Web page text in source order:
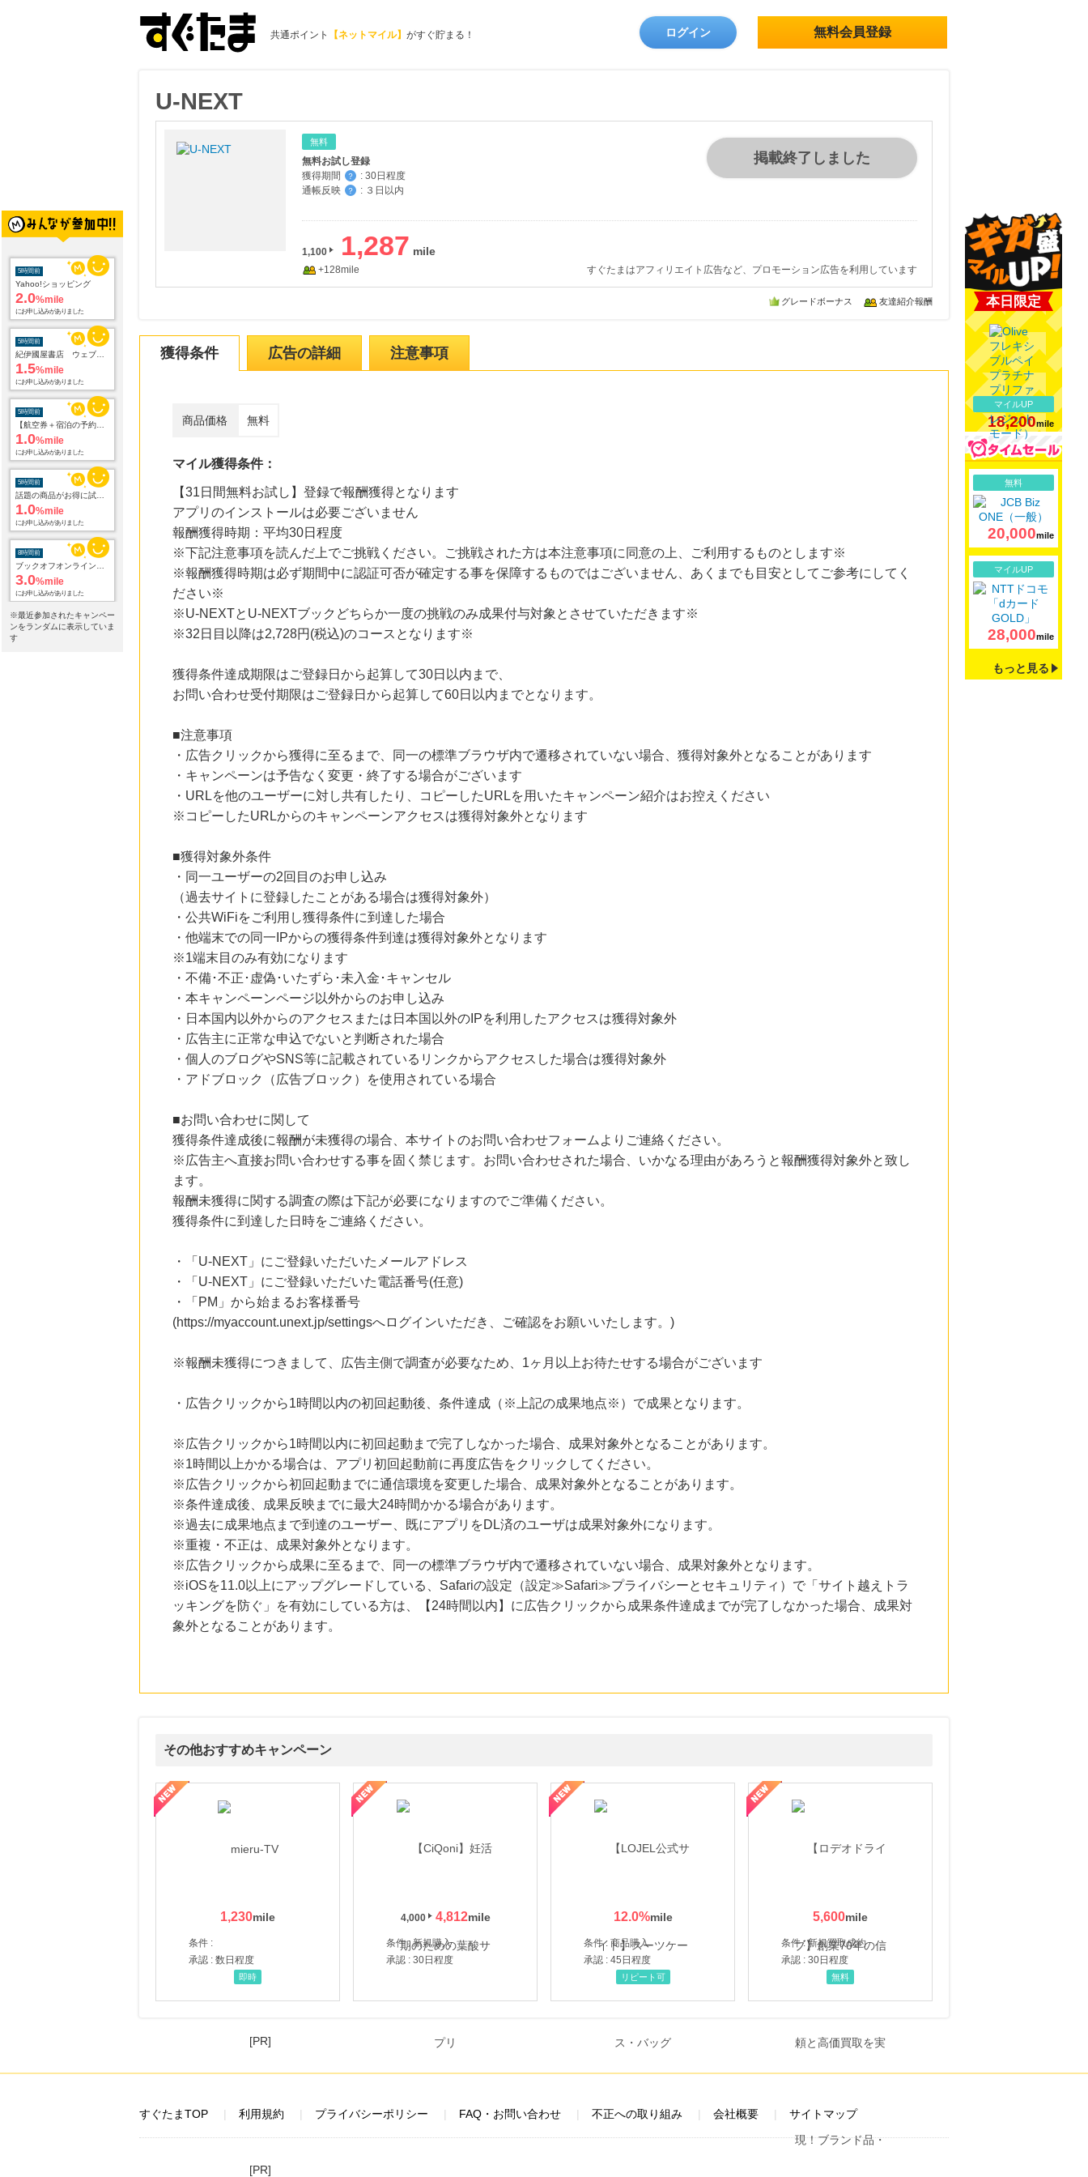
共通ポイント 【ネットマイル】 がすぐ貯まる！ ログイン 無料会員登録
Yahoo!ショッピング
2.0%mile
にお申し込みがありました
5時間前
紀伊國屋書店 ウェブストア
1.5%mile
にお申し込みがありました
5時間前
【航空券＋宿泊の予約はこちら】じゃらんパック
1.0%mile
にお申し込みがありました
5時間前
話題の商品がお得に試せる【サンプル百貨店】ちょっプル申込
1.0%mile
にお申し込みがありました
8時間前
ブックオフオンライン販売
3.0%mile
にお申し込みがありました
9時間前
Ｏｉｓｉｘ（おいしっくす）
1.0%mile
※最近参加されたキャンペー
ンをランダムに表示していま
す
U-NEXT
無料
無料お試し登録
獲得期間
？ : 30日程度
通帳反映
？ : ３日以内
掲載終了しました
1,100 1,287
+128mile すぐたまはアフィリエイト広告など、プロモーション広告を利用しています
グレードボーナス 友達紹介報酬
獲得条件 広告の詳細 注意事項
商品価格 無料
マイル獲得条件：
【31日間無料お試し】登録で報酬獲得となります
アプリのインストールは必要ございません
報酬獲得時期：平均30日程度
※下記注意事項を読んだ上でご挑戦ください。ご挑戦された方は本注意事項に同意の上、ご利用するものとします※
※報酬獲得時期は必ず期間中に認証可否が確定する事を保障するものではございません、あくまでも目安としてご参考にしてく
ださい※
※U-NEXTとU-NEXTブックどちらか一度の挑戦のみ成果付与対象とさせていただきます※
※32日目以降は2,728円(税込)のコースとなります※
獲得条件達成期限はご登録日から起算して30日以内まで、
お問い合わせ受付期限はご登録日から起算して60日以内までとなります。
■注意事項
・広告クリックから獲得に至るまで、同一の標準ブラウザ内で遷移されていない場合、獲得対象外となることがあります
・キャンペーンは予告なく変更・終了する場合がございます
・URLを他のユーザーに対し共有したり、コピーしたURLを用いたキャンペーン紹介はお控えください
※コピーしたURLからのキャンペーンアクセスは獲得対象外となります
■獲得対象外条件
・同一ユーザーの2回目のお申し込み
（過去サイトに登録したことがある場合は獲得対象外）
・公共WiFiをご利用し獲得条件に到達した場合
・他端末での同一IPからの獲得条件到達は獲得対象外となります
※1端末目のみ有効になります
・不備･不正･虚偽･いたずら･未入金･キャンセル
・本キャンペーンページ以外からのお申し込み
・日本国内以外からのアクセスまたは日本国以外のIPを利用したアクセスは獲得対象外
・広告主に正常な申込でないと判断された場合
・個人のブログやSNS等に記載されているリンクからアクセスした場合は獲得対象外
・アドブロック（広告ブロック）を使用されている場合
■お問い合わせに関して
獲得条件達成後に報酬が未獲得の場合、本サイトのお問い合わせフォームよりご連絡ください。
※広告主へ直接お問い合わせする事を固く禁じます。お問い合わせされた場合、いかなる理由があろうと報酬獲得対象外と致し
ます。
報酬未獲得に関する調査の際は下記が必要になりますのでご準備ください。
獲得条件に到達した日時をご連絡ください。
・「U-NEXT」にご登録いただいたメールアドレス
・「U-NEXT」にご登録いただいた電話番号(任意)
・「PM」から始まるお客様番号
(https://myaccount.unext.jp/settingsへログインいただき、ご確認をお願いいたします。)
※報酬未獲得につきまして、広告主側で調査が必要なため、1ヶ月以上お待たせする場合がございます
・広告クリックから1時間以内の初回起動後、条件達成（※上記の成果地点※）で成果となります。
※広告クリックから1時間以内に初回起動まで完了しなかった場合、成果対象外となることがあります。
※1時間以上かかる場合は、アプリ初回起動前に再度広告をクリックしてください。
※広告クリックから初回起動までに通信環境を変更した場合、成果対象外となることがあります。
※条件達成後、成果反映までに最大24時間かかる場合があります。
※過去に成果地点まで到達のユーザー、既にアプリをDL済のユーザは成果対象外になります。
※重複・不正は、成果対象外となります。
※広告クリックから成果に至るまで、同一の標準ブラウザ内で遷移されていない場合、成果対象外となります。
※iOSを11.0以上にアップグレードしている、Safariの設定（設定≫Safari≫プライバシーとセキュリティ）で「サイト越えトラ
ッキングを防ぐ」を有効にしている方は、【24時間以内】に広告クリックから成果条件達成までが完了しなかった場合、成果対
象外となることがあります。
その他おすすめキャンペーン
1,230
条件 :
承認 : 数日程度
即時
4,000 4,812
条件 : 新規購入
承認 : 30日程度
12.0%
条件 : 商品購入
承認 : 45日程度
【LOJEL公式サイト】スーツケース・バッグ
リピート可
5,600
条件 : 新規買取成約
承認 : 30日程度
【ロデオドライブ】創業70年の信頼と高価買取を実現！ブランド品・貴金属の無料査定
無料
本日限定
マイルUP
18,200mile
無料
20,000mile
マイルUP
28,000mile
もっと見る
[PR]
すぐたまTOP 利用規約 プライバシーポリシー FAQ・お問い合わせ 不正への取り組み 会社概要 サイトマップ
[PR]